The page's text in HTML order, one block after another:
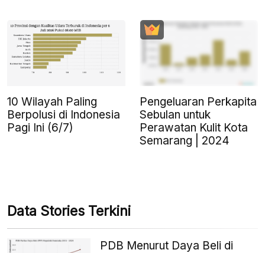
10 Wilayah Paling
Berpolusi di Indonesia
Pagi Ini (6/7)
Pengeluaran Perkapita
Sebulan untuk
Perawatan Kulit Kota
Semarang | 2024
Data Stories Terkini
PDB Menurut Daya Beli di